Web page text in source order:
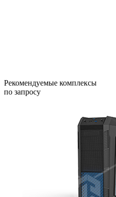
Рекомендуемые комплексы
по запросу